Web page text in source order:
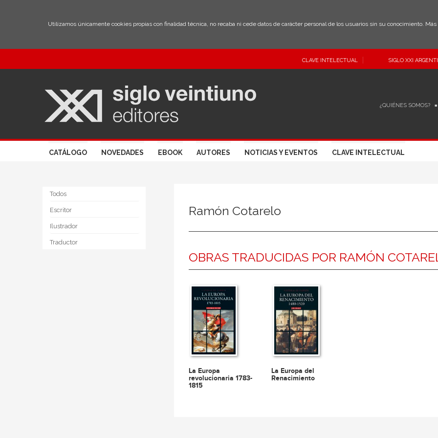
Utilizamos únicamente cookies propias con finalidad técnica, no recaba ni cede datos de carácter personal de los usuarios sin su conocimiento.
CLAVE INTELECTUAL SIGLO XXI
¿QUIÉNES SOMOS?
CATÁLOGO NOVEDADES EBOOK AUTORES NOTICIAS Y EVENTOS CLAVE INTELECTUAL
Todos
Escritor
Ilustrador
Traductor
Ramón Cotarelo
OBRAS TRADUCIDAS POR RAMÓN
La Europa
revolucionaria 1783-
1815
La Europa del
Renacimiento